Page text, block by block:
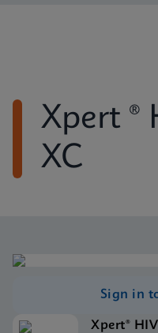
Xpert ®
XC
Sign in
Xpert®